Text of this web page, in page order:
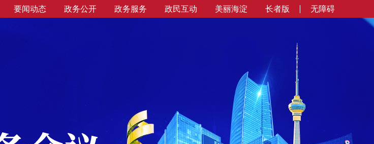
要闻动态 政务公开 政务服务 政民互动 美丽海淀 长者版 无障碍